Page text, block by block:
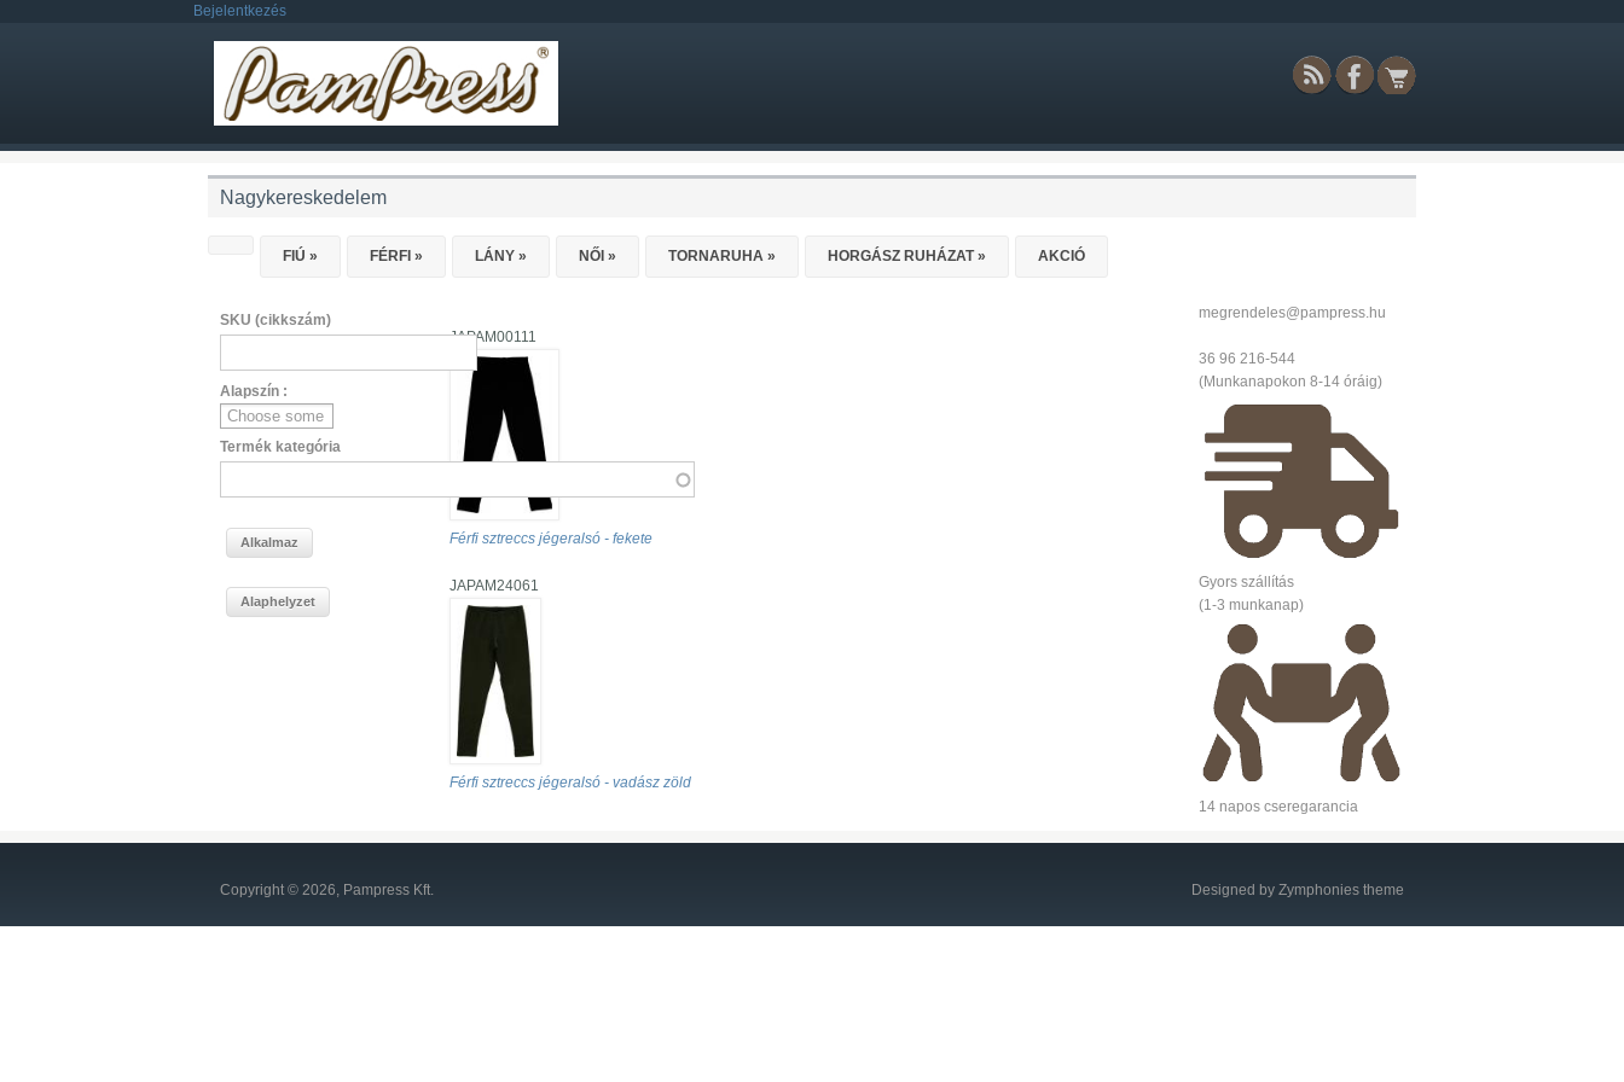
Bejelentkezés
Nagykereskedelem
FIÚ » FÉRFI » LÁNY » NŐI » TORNARUHA » HORGÁSZ RUHÁZAT» AKCIÓ
JAPAM00111
Férfi sztreccs jégeralsó - fekete
JAPAM24061
Férfi sztreccs jégeralsó - vadász zöld
SKU (cikkszám)
Alapszín :
Termék kategória
megrendeles@pampress.hu
36 96 216-544
(Munkanapokon 8-14 óráig)
Gyors szállítás
(1-3 munkanap)
14 napos cseregarancia
Copyright © 2026, Pampress Kft. Designed by Zymphonies theme